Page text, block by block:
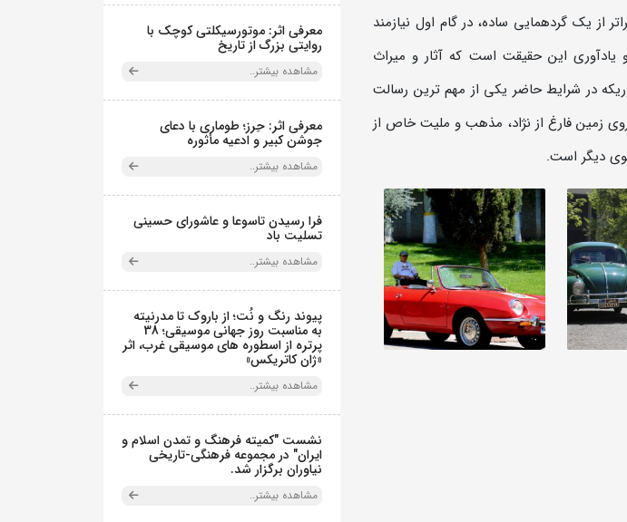
از یک گردهمایی ساده، در گام اول نیازمند
این حقیقت است که آثار و میراث
در شرایط حاضر یکی از مهم ترین رسالت
زمین فارغ از نژاد، مذهب و ملیت خاص از
دیگر است.
معرفی اثر: موتورسیکلتی کوچک با
روایتی بزرگ از تاریخ
مشاهده بیشتر..
معرفی اثر: حِرز؛ طوماری با دعای
جوشن کبیر و ادعیه مأثوره
مشاهده بیشتر..
فرا رسیدن تاسوعا و عاشورای حسینی
تسلیت باد
مشاهده بیشتر..
پیوند رنگ و نُت؛ از باروک تا مدرنیته
به مناسبت روز جهانی موسیقی؛ 38
پرتره از اسطوره های موسیقی غرب، اثر
«ژان کاتریکس»
مشاهده بیشتر..
نشست "کمیته فرهنگ و تمدن اسلام و
ایران" در مجموعه فرهنگی‌-تاریخی
نیاوران برگزار شد.
مشاهده بیشتر..